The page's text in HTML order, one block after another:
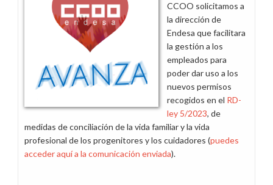
Sevilla,
tiene
derecho
permiso
retribuido
en
CCOO solicitamos a
la dirección de
Endesa que facilitara
la gestión a los
empleados para
poder dar uso a los
nuevos permisos
recogidos en el RD-
ley 5/2023, de
medidas de conciliación de la vida familiar y la vida
profesional de los progenitores y los cuidadores (puedes
acceder aquí a la comunicación enviada).